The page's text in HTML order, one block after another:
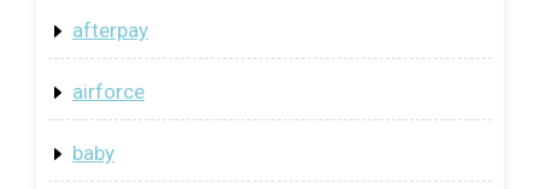
afterpay
airforce
baby